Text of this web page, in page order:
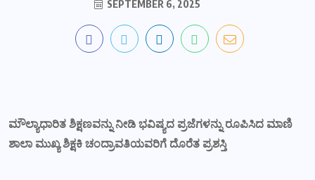
SEPTEMBER 6, 2025
ಮೌಲ್ಯಾಧಾರಿತ ಶಿಕ್ಷಣವನ್ನು ನೀಡಿ ಭವಿಷ್ಯದ ಪ್ರಜೆಗಳನ್ನು ರೂಪಿಸಿದ ಮಾಣಿ
ಶಾಲಾ ಮುಖ್ಯ ಶಿಕ್ಷಕಿ ಚಂದ್ರಾವತಿಯವರಿಗೆ ದೊರೆತ ಪ್ರಶಸ್ತಿ